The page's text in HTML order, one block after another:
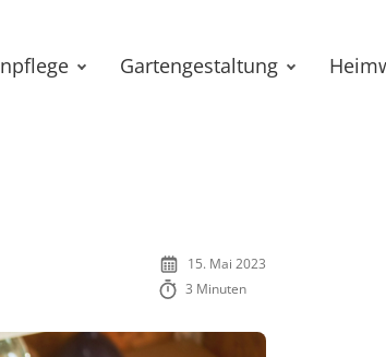
Gartengestaltung
15. Mai 2023
3 Minuten